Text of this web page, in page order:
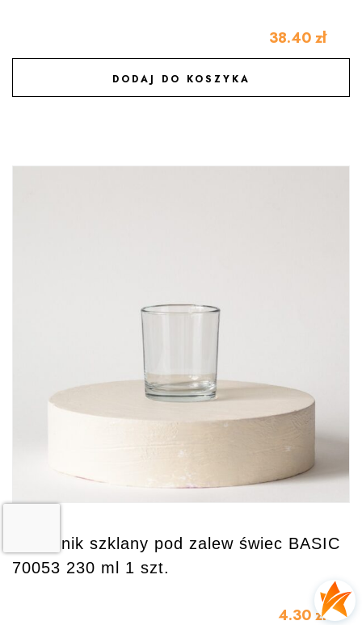
38.40 zł
DODAJ DO KOSZYKA
DODAJ DO ULUBIONYCH
Pojemnik szklany pod zalew świec BASIC
70053 230 ml 1 szt.
4.30 zł